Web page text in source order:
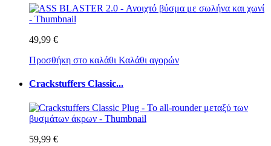
49,99 €
Προσθήκη στο καλάθι Καλάθι αγορών
Crackstuffers Classic...
59,99 €